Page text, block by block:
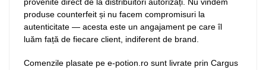
produse counterfeit și nu facem compromisuri la
autenticitate — acesta este un angajament pe care îl
luăm față de fiecare client, indiferent de brand.
Comenzile plasate pe e-potion.ro sunt livrate prin Cargus